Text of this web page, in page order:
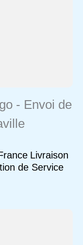
- Envoi de
Livraison
de Service